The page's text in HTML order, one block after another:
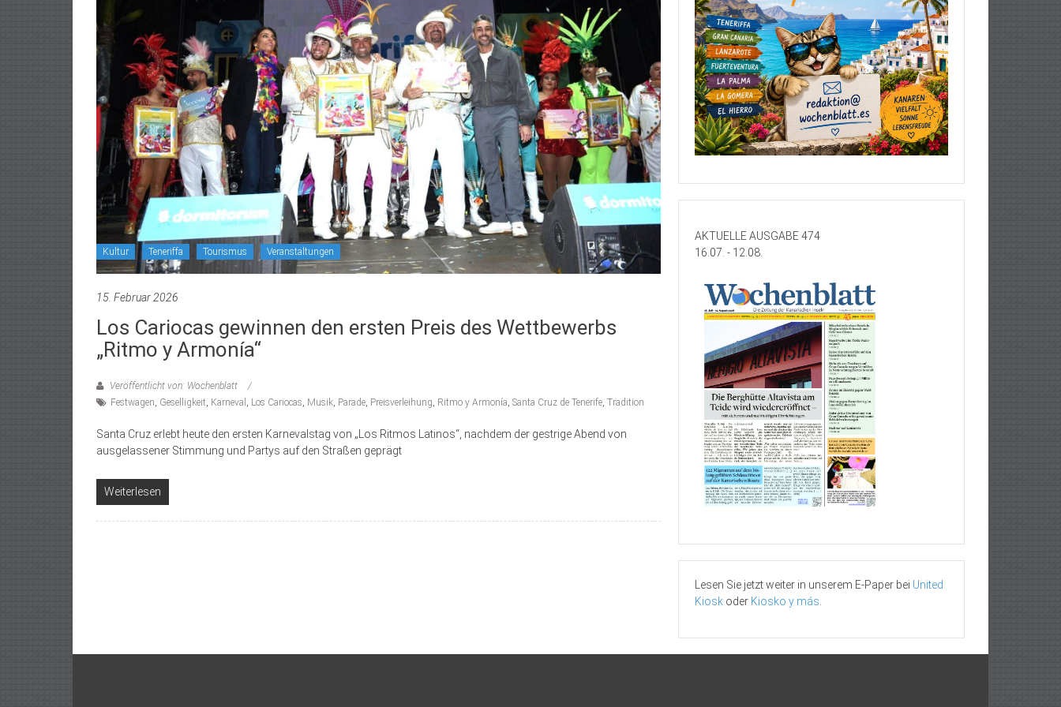
Kultur Teneriffa Tourismus Veranstaltungen
15. Februar 2026
Los Cariocas gewinnen den ersten Preis des Wettbewerbs
„Ritmo y Armonía“
Veröffentlicht von: Wochenblatt
Festwagen, Geselligkeit, Karneval , Los Cariocas, Musik, Parade, Preisverleihung, Ritmo y Armonía, Santa Cruz de Tenerife, Tradition
Santa Cruz erlebt heute den ersten Karnevalstag von „Los Ritmos Latinos“, nachdem der gestrige Abend von
ausgelassener Stimmung und Partys auf den Straßen geprägt
Weiterlesen
AKTUELLE AUSGABE 474
16.07. - 12.08.
Lesen Sie jetzt weiter in unserem E-Paper bei United
Kiosk oder Kiosko y más